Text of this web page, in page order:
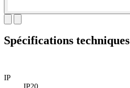
Spécifications techniques
IP
IP20